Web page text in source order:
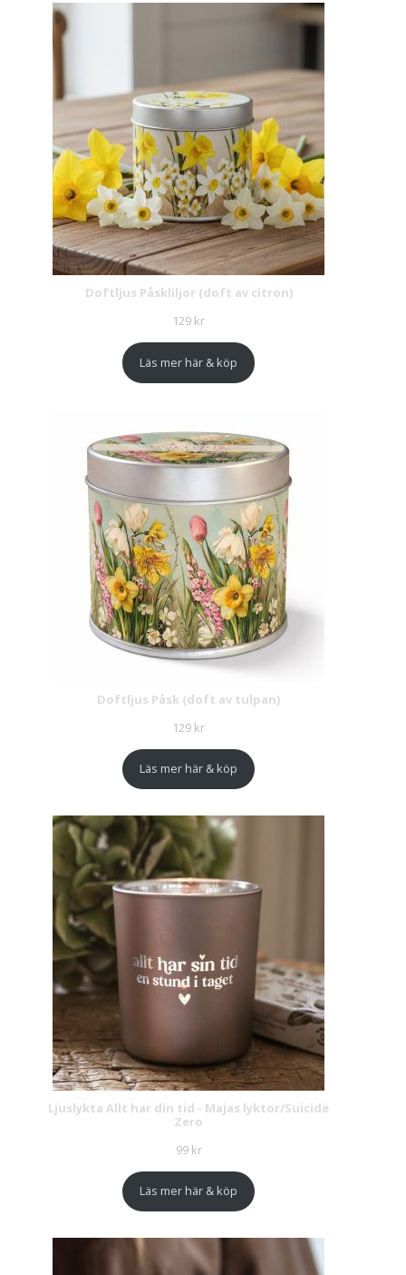
Doftljus Påskliljor (doft av citron)
129 kr
Läs mer här & köp
Doftljus Påsk (doft av tulpan)
129 kr
Läs mer här & köp
Ljuslykta Allt har din tid - Majas lyktor/Suicide
Zero
99 kr
Läs mer här & köp